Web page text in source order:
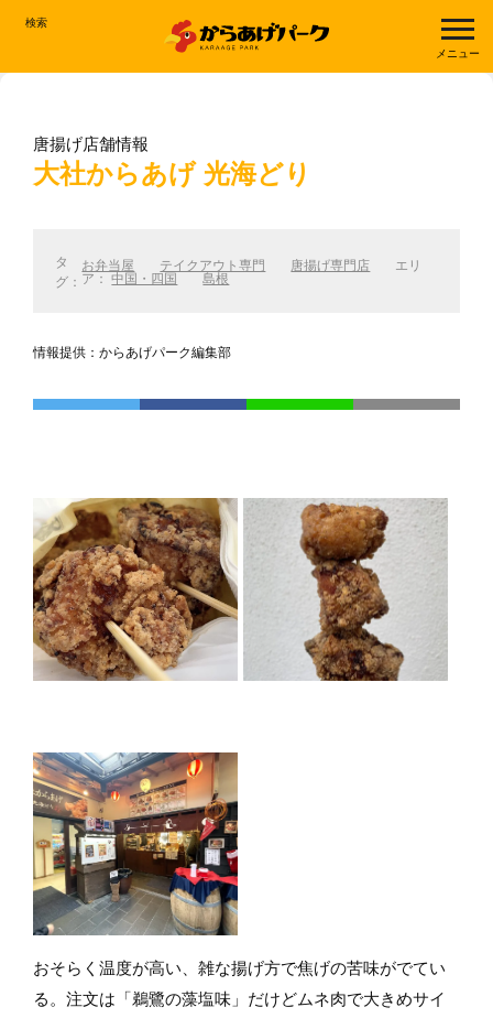
検索
メニュー
唐揚げ店舗情報
大社からあげ 光海どり
タ
グ：
お弁当屋 テイクアウト専門 唐揚げ専門店 エリ
ア：中国・四国 島根
情報提供：からあげパーク編集部
おそらく温度が高い、雑な揚げ方で焦げの苦味がでてい
る。注文は「鵜鷺の藻塩味」だけどムネ肉で大きめサイ